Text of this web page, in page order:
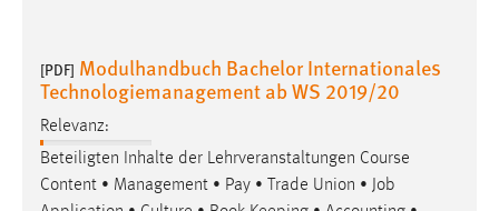
[PDF] Modulhandbuch Bachelor Internationales
Technologiemanagement ab WS 2019/20
Relevanz:
Beteiligten Inhalte der Lehrveranstaltungen Course
Content • Management • Pay • Trade Union • Job
externen Medien Cookies gesetzt.
YouTube
Vimeo